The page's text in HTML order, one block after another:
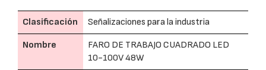
Clasificación Señalizaciones para la industria
Nombre
FARO DE TRABAJO CUADRADO LED
10-100V 48W